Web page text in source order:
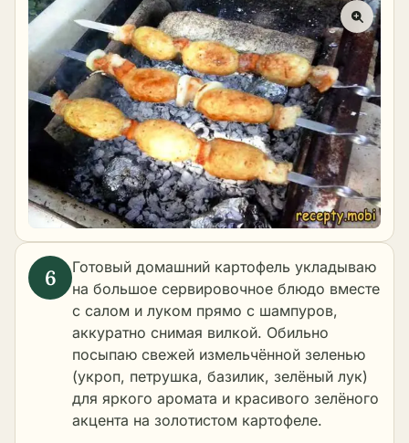
Готовый домашний картофель укладываю
на большое сервировочное блюдо вместе
с салом и луком прямо с шампуров,
аккуратно снимая вилкой. Обильно
посыпаю свежей измельчённой зеленью
(укроп, петрушка, базилик, зелёный лук)
для яркого аромата и красивого зелёного
акцента на золотистом картофеле.